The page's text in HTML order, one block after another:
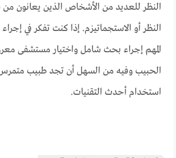
النظر للعديد من الأشخاص الذين يعانون
النظر أو الاستجماتيزم. إذا كنت تفكر في
المهم إجراء بحث شامل واختيار مستشفى
الحبيب وفيه من السهل أن تجد طبيب متمرس
استخدام أحدث التقنيات.